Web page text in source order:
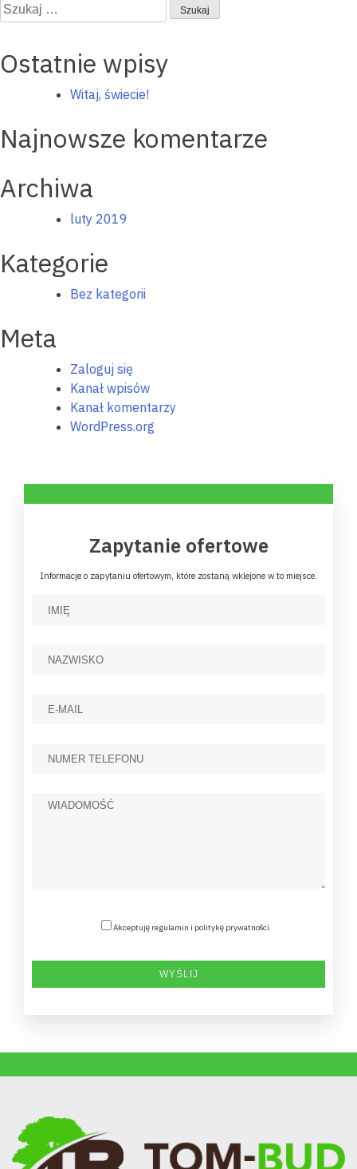
Szukaj:
Ostatnie wpisy
Witaj, świecie!
Najnowsze komentarze
Archiwa
luty 2019
Kategorie
Bez kategorii
Meta
Zaloguj się
Kanał wpisów
Kanał komentarzy
WordPress.org
Zapytanie ofertowe
Informacje o zapytaniu ofertowym, które zostaną wklejone w to miejsce.
Akceptuję regulamin i politykę prywatności